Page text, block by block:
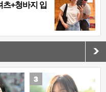
츠+청바지 입